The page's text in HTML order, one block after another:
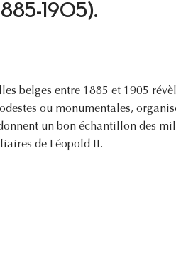
1905).
belges entre 1885 et 1905
ou monumentales,
un bon échantillon des
de Léopold II.